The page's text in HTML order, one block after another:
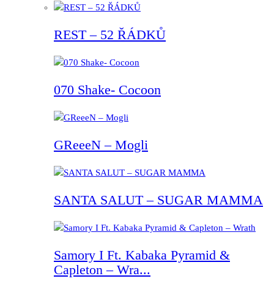
REST – 52 ŘÁDKŮ
070 Shake- Cocoon
GReeeN – Mogli
SANTA SALUT – SUGAR MAMMA
Samory I Ft. Kabaka Pyramid &
Capleton – Wra...